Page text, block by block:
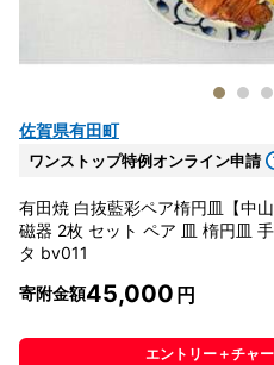
佐賀県有田町
ワンストップ特例オンライン申請
有田焼 白抜藍彩ペア楕円皿【中
磁器 2枚 セット ペア 皿 楕円皿
タ bv011
寄附金額45,000
エントリー＋チャ